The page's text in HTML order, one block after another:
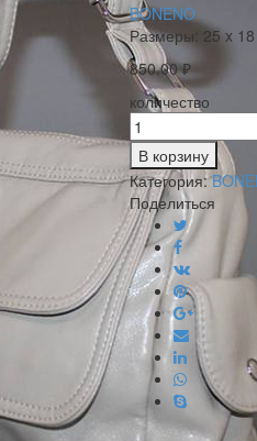
BONENO
Размеры: 25 x
850.00₽
количество
В корзину
Категория:
Поделиться